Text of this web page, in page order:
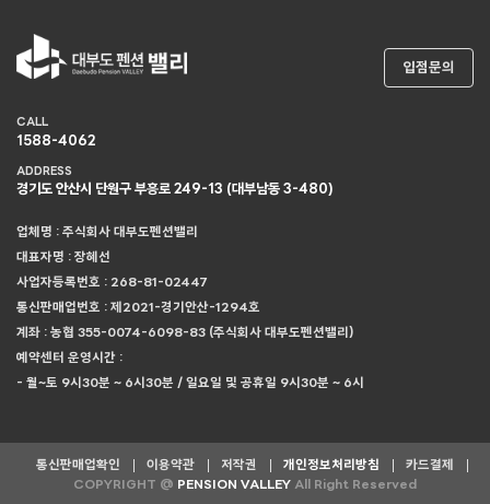
CALL
1588-4062
ADDRESS
경기도 안산시 단원구 부흥로 249-13 (대부남동 3-480)
업체명 : 주식회사 대부도펜션밸리
대표자명 : 장혜선
사업자등록번호 : 268-81-02447
통신판매업번호 : 제2021-경기안산-1294호
계좌 : 농협 355-0074-6098-83 (주식회사 대부도펜션밸리)
예약센터 운영시간 :
- 월~토 9시30분 ~ 6시30분 / 일요일 및 공휴일 9시30분 ~ 6시
입점문의
통신판매업확인 이용약관 저작권 개인정보처리방침
카드결제
COPYRIGHT @ PENSION VALLEY All Right Reserved